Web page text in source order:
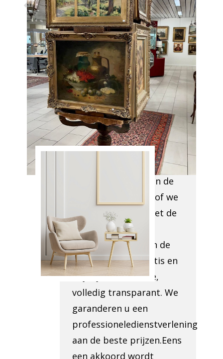
vertrouwen,
met de hulp
van Antiek
Opkoper
Annevoie-
Rouillon
We komen ter plaatse en
evaluerenalles wat moet
weggehaald worden,
toegankelijkheid van de
lokalen enbekijken of we
u kunnen helpen met de
administratieve
romsplomp. Binnen de
24ukrijgt u een gratis en
vrijblijvende offerte,
volledig transparant. We
garanderen u een
professioneledienstverlening
aan de beste prijzen.Eens
een akkoord wordt